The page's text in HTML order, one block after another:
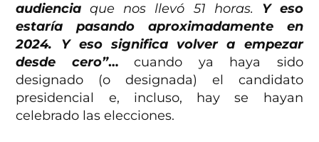
audiencia que nos llevó 51 horas. Y eso
estaría pasando aproximadamente en
2024. Y eso significa volver a empezar
desde cero”…cuando ya haya sido
designado (o designada) el candidato
presidencial e, incluso, hay se hayan
celebrado las elecciones.